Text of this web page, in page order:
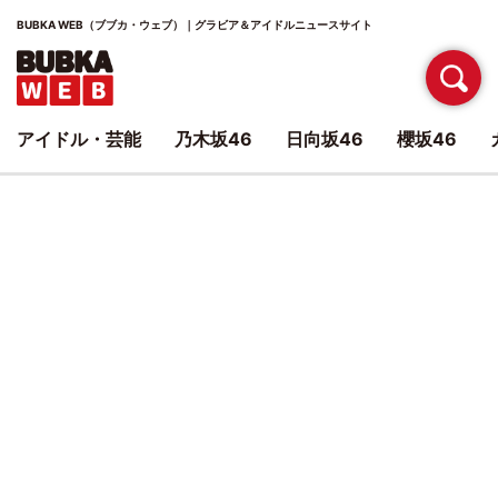
BUBKA WEB（ブブカ・ウェブ）｜グラビア＆アイドルニュースサイト
アイドル・芸能 乃木坂46 日向坂46 櫻坂46